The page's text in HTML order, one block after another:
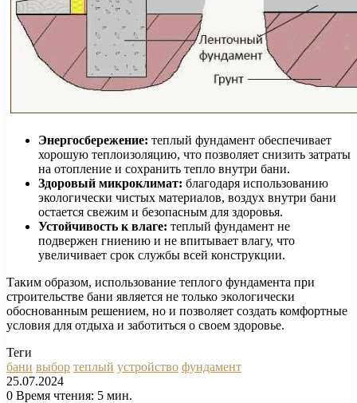
Энергосбережение: теплый фундамент обеспечивает
хорошую теплоизоляцию, что позволяет снизить затраты
на отопление и сохранить тепло внутри бани.
Здоровый микроклимат: благодаря использованию
экологически чистых материалов, воздух внутри бани
остается свежим и безопасным для здоровья.
Устойчивость к влаге: теплый фундамент не
подвержен гниению и не впитывает влагу, что
увеличивает срок службы всей конструкции.
Таким образом, использование теплого фундамента при
строительстве бани является не только экологически
обоснованным решением, но и позволяет создать комфортные
условия для отдыха и заботиться о своем здоровье.
Теги
бани выбор теплый устройство фундамент
25.07.2024
0 Время чтения: 5 мин.